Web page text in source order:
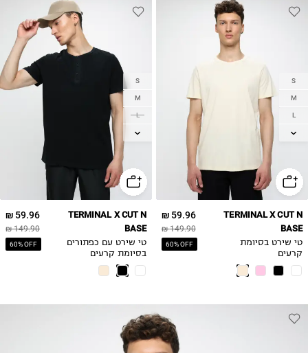
S
M
L
XL
59.96 ₪
149.90 ₪
60% OFF
TERMINAL X CUT N
BASE
טי שירט בסיומת
קרעים
S
M
L
XL
59.96 ₪
149.90 ₪
60% OFF
TERMINAL X CUT N
BASE
טי שירט עם כפתורים
בסיומת קרעים